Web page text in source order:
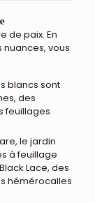
de paix. En
nuances, vous
blancs sont
des
feuillages
le jardin
à feuillage
Lace, des
hémérocalles